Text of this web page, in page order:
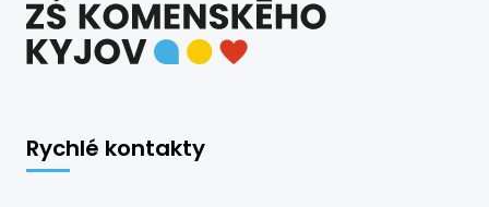
Rychlé kontakty